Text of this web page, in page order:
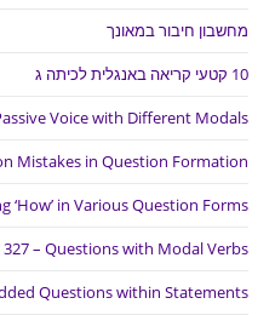
מחשבון חיבור במאונך
10 קטעי קריאה באנגלית לכיתה ג
Voice with Different Modals
Mistakes in Question Formation
‘How’ in Various Question Forms
– Questions with Modal Verbs
Questions within Statements